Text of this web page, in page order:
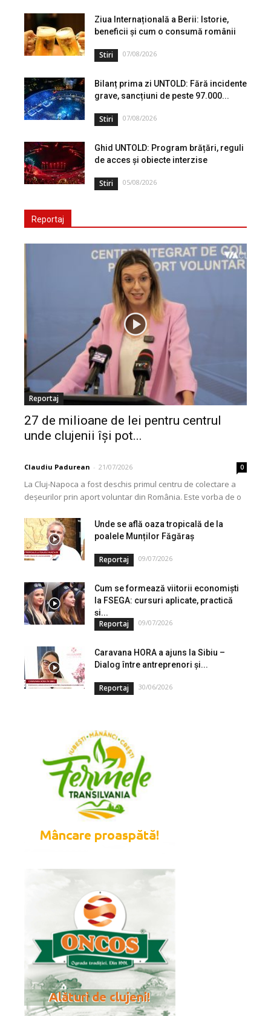
Ziua Internațională a Berii: Istorie,
beneficii și cum o consumă românii
Stiri 07/08/2026
Bilanț prima zi UNTOLD: Fără incidente
grave, sancțiuni de peste 97.000...
Stiri 07/08/2026
Ghid UNTOLD: Program brățări, reguli
de acces și obiecte interzise
Stiri 05/08/2026
Reportaj
Reportaj
27 de milioane de lei pentru centrul
unde clujenii își pot...
Claudiu Padurean - 21/07/2026 0
La Cluj-Napoca a fost deschis primul centru de colectare a
deșeurilor prin aport voluntar din România. Este vorba de o
Unde se află oaza tropicală de la
poalele Munților Făgăraș
Reportaj 09/07/2026
Cum se formează viitorii economiști
la FSEGA: cursuri aplicate, practică
și...
Reportaj 09/07/2026
Caravana HORA a ajuns la Sibiu –
Dialog între antreprenori și...
Reportaj 30/06/2026